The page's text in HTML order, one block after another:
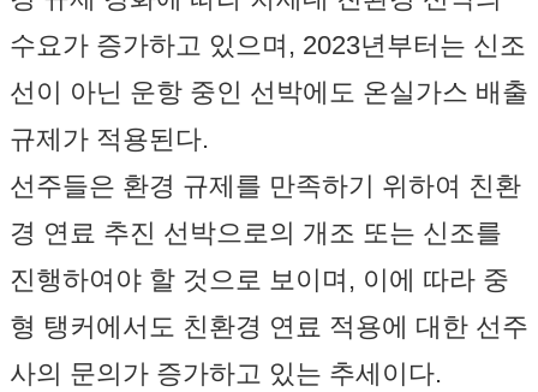
수요가 증가하고 있으며, 2023년부터는 신조
선이 아닌 운항 중인 선박에도 온실가스 배출
규제가 적용된다.
선주들은 환경 규제를 만족하기 위하여 친환
경 연료 추진 선박으로의 개조 또는 신조를
진행하여야 할 것으로 보이며, 이에 따라 중
형 탱커에서도 친환경 연료 적용에 대한 선주
사의 문의가 증가하고 있는 추세이다.